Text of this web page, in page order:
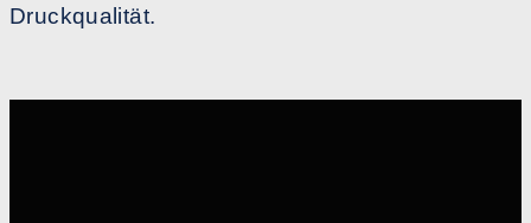
Druckqualität.